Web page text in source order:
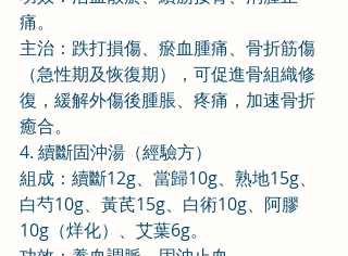
痛。
主治：跌打損傷、瘀血腫痛、骨折筋傷
（急性期及恢復期），可促進骨組織修
復，緩解外傷後腫脹、疼痛，加速骨折
癒合。
4. 續斷固沖湯（經驗方）
組成：續斷12g、當歸10g、熟地15g、
白芍10g、黃芪15g、白術10g、阿膠
10g（烊化）、艾葉6g。